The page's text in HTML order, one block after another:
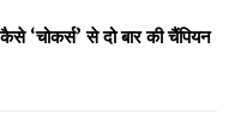
‘चोकर्स’ से दो बार की चैंपियन